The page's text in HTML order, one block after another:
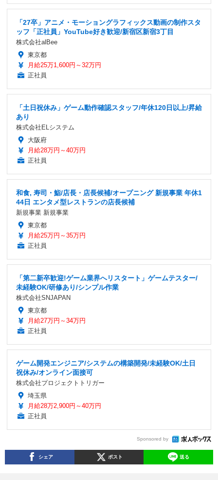
「27卒」アニメ・モーショングラフィックス動画の制作スタ
ッフ「正社員」YouTube好き歓迎/新宿区新宿3丁目
株式会社alBee
東京都
月給25万1,600円～32万円
正社員
「土日祝休み」ゲーム動作確認スタッフ/年休120日以上/昇給
あり
株式会社ELシステム
大阪府
月給28万円～40万円
正社員
和食, 寿司・鮨/店長・店長候補/オープニング 新規事業 年休1
44日 エンタメ型レストランの店長候補
新規事業 新規事業
東京都
月給25万円～35万円
正社員
「第二新卒歓迎!ゲーム業界へリスタート」ゲームテスター/
未経験OK/研修あり/シンプル作業
株式会社SNJAPAN
東京都
月給27万円～34万円
正社員
ゲーム開発エンジニア/システムの構築開発/未経験OK/土日
祝休み/オンライン面接可
株式会社プロジェクトトリガー
埼玉県
月給28万2,900円～40万円
正社員
Sponsored by
シェア ポスト 送る